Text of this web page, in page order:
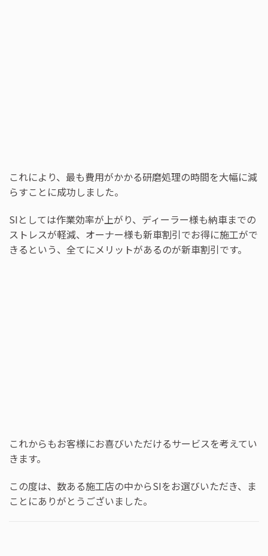
これにより、最も費用がかかる研磨処理の時間を大幅に減
らすことに成功しました。
SIとしては作業効率が上がり、ディーラー様も納車までの
ストレスが軽減、オーナー様も新車割引でお得に施工がで
きるという、全てにメリットがあるのが新車割引です。
これからもお客様にお喜びいただけるサービスを考えてい
きます。
この度は、数ある施工店の中からSIをお選びいただき、ま
ことにありがとうございました。